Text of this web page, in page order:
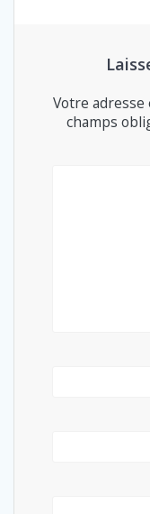
Votre adresse
champs